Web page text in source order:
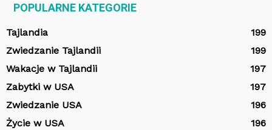
POPULARNE KATEGORIE
Tajlandia
199
Zwiedzanie Tajlandii
199
Wakacje w Tajlandii
197
Zabytki w USA
197
Zwiedzanie USA
196
Życie w USA
196